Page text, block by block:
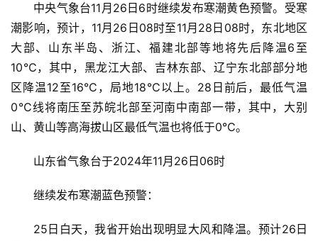
中央气象台11月26日6时继续发布寒潮黄色预警。受寒
潮影响，预计，11月26日08时至11月28日08时，东北地区
大部、山东半岛、浙江、福建北部等地将先后降温6至
10℃，其中，黑龙江大部、吉林东部、辽宁东北部部分地
区降温12至16℃，局地18℃以上。28日前后，最低气温
0℃线将南压至苏皖北部至河南中南部一带，其中，大别
山、黄山等高海拔山区最低气温也将低于0℃。
山东省气象台于2024年11月26日06时
继续发布寒潮蓝色预警：
25日白天，我省开始出现明显大风和降温。预计26日